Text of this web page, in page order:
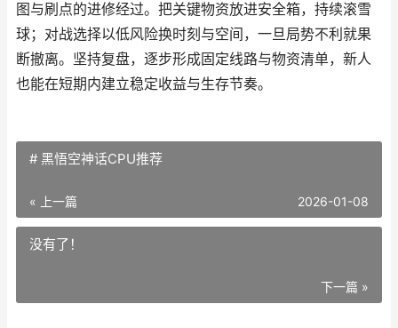
图与刷点的进修经过。把关键物资放进安全箱，持续滚雪
球；对战选择以低风险换时刻与空间，一旦局势不利就果
断撤离。坚持复盘，逐步形成固定线路与物资清单，新人
也能在短期内建立稳定收益与生存节奏。
# 黑悟空神话CPU推荐
« 上一篇 2026-01-08
没有了！
下一篇 »